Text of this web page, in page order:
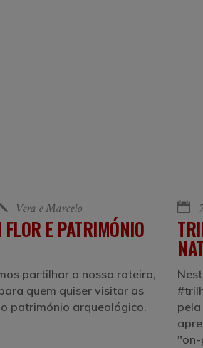
Vera e Marcelo
E PATRIMÓNIO
partilhar o nosso roteiro,
quem quiser visitar as
património arqueológico.